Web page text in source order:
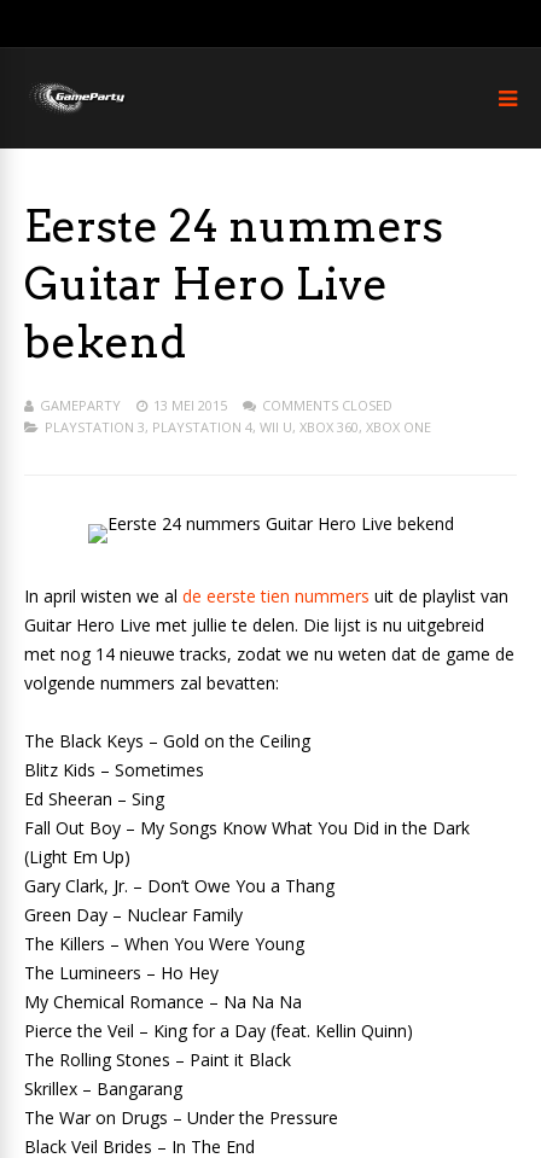
Eerste 24 nummers
Guitar Hero Live
bekend
GAMEPARTY 13 MEI 2015
COMMENTS CLOSED
PLAYSTATION 3, PLAYSTATION 4, WII U, XBOX 360, XBOX ONE
In april wisten we al de eerste tien nummers uit de playlist van
Guitar Hero Live met jullie te delen. Die lijst is nu uitgebreid
met nog 14 nieuwe tracks, zodat we nu weten dat de game de
volgende nummers zal bevatten:
The Black Keys – Gold on the Ceiling
Blitz Kids – Sometimes
Ed Sheeran – Sing
Fall Out Boy – My Songs Know What You Did in the Dark
(Light Em Up)
Gary Clark, Jr. – Don’t Owe You a Thang
Green Day – Nuclear Family
The Killers – When You Were Young
The Lumineers – Ho Hey
My Chemical Romance – Na Na Na
Pierce the Veil – King for a Day (feat. Kellin Quinn)
The Rolling Stones – Paint it Black
Skrillex – Bangarang
The War on Drugs – Under the Pressure
Black Veil Brides – In The End